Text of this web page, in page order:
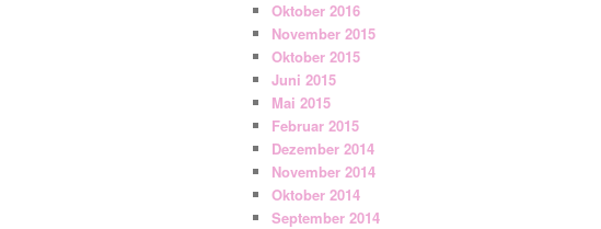
Oktober 2016
November 2015
Oktober 2015
Juni 2015
Mai 2015
Februar 2015
Dezember 2014
November 2014
Oktober 2014
September 2014